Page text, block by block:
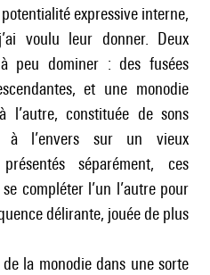
expressive interne,
voulu leur donner. Deux
peu dominer : des fusées
et une monodie
l’autre, constituée de sons
à l’envers sur un vieux
séparément, ces
compléter l’un l’autre pour
délirante, jouée de plus
la monodie dans une sorte